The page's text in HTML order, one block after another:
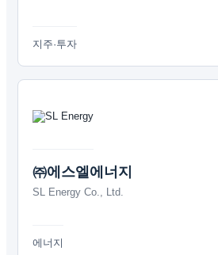
지주·투자
㈜에스엘에너지
SL Energy Co., Ltd.
에너지